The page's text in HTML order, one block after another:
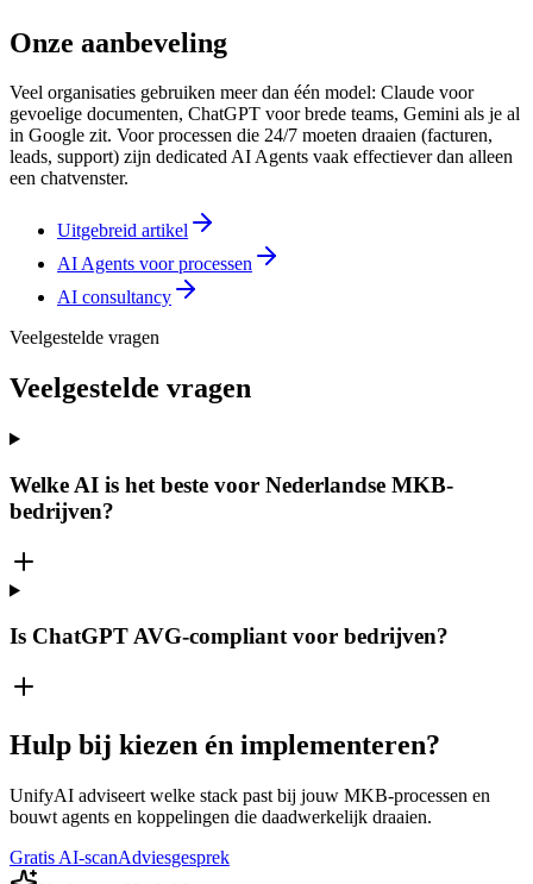
Onze aanbeveling
Veel organisaties gebruiken meer dan één model: Claude voor
gevoelige documenten, ChatGPT voor brede teams, Gemini als je al
in Google zit. Voor processen die 24/7 moeten draaien (facturen,
leads, support) zijn dedicated AI Agents vaak effectiever dan alleen
een chatvenster.
Uitgebreid artikel
AI Agents voor processen
AI consultancy
Veelgestelde vragen
Veelgestelde vragen
Welke AI is het beste voor Nederlandse MKB-
bedrijven?
Is ChatGPT AVG-compliant voor bedrijven?
Hulp bij kiezen én implementeren?
UnifyAI adviseert welke stack past bij jouw MKB-processen en
bouwt agents en koppelingen die daadwerkelijk draaien.
Gratis AI-scanAdviesgesprek